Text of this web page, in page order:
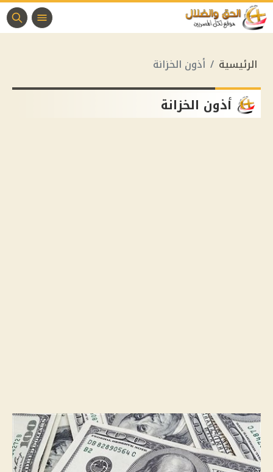
الرئيسية أذون الخزانة
أذون الخزانة